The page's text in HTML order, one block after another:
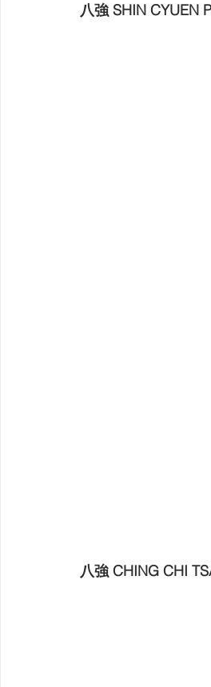
八強 SHIN CYUEN
八強 CHING CHI